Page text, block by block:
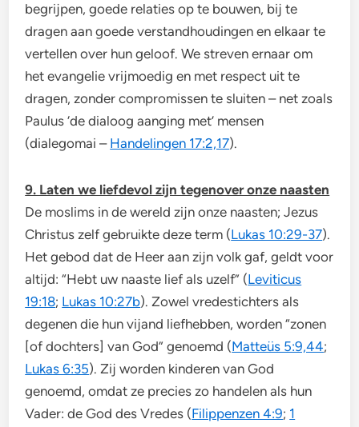
begrijpen, goede relaties op te bouwen, bij te
dragen aan goede verstandhoudingen en elkaar te
vertellen over hun geloof. We streven ernaar om
het evangelie vrijmoedig en met respect uit te
dragen, zonder compromissen te sluiten – net zoals
Paulus ‘de dialoog aanging met’ mensen
(dialegomai – Handelingen 17:2,17).
9. Laten we liefdevol zijn tegenover onze naasten
De moslims in de wereld zijn onze naasten; Jezus
Christus zelf gebruikte deze term (Lukas 10:29-37).
Het gebod dat de Heer aan zijn volk gaf, geldt voor
altijd: “Hebt uw naaste lief als uzelf” (Leviticus
19:18; Lukas 10:27b). Zowel vredestichters als
degenen die hun vijand liefhebben, worden “zonen
[of dochters] van God” genoemd (Matteüs 5:9,44;
Lukas 6:35). Zij worden kinderen van God
genoemd, omdat ze precies zo handelen als hun
Vader: de God des Vredes (Filippenzen 4:9; 1